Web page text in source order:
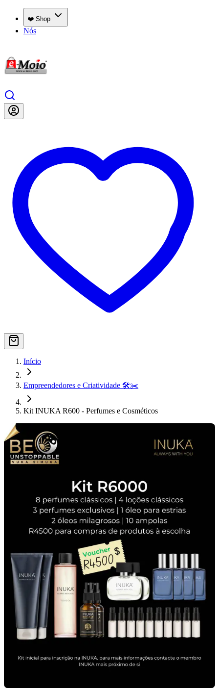
❤️ Shop
Nós
Início
Empreendedores e Criatividade 🛠️✂️
Kit INUKA R600 - Perfumes e Cosméticos